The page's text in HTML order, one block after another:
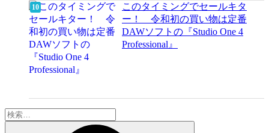
このタイミングでセールキタ
ー！ 令和初の買い物は定番
DAWソフトの『Studio One 4
Professional』
検
索: